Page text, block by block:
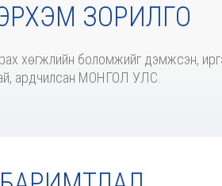
ЗОРИЛГО
хөгжлийн боломжийг дэмжсэн,
ардчилсан МОНГОЛ УЛС.